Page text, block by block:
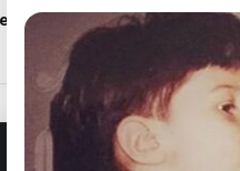
نردبان بالا رفت
خبر مهم